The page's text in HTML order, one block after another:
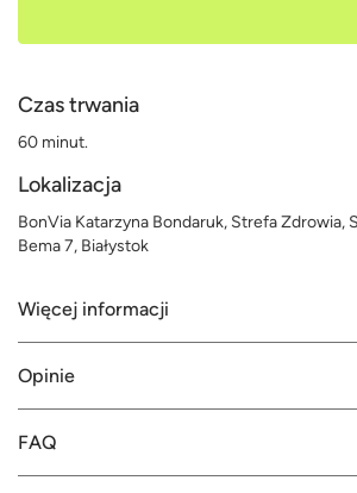
Czas trwania
60 minut.
Lokalizacja
BonVia Katarzyna Bondaruk, Strefa Zdrowia,
Bema 7, Białystok
Więcej informacji
Opinie
FAQ